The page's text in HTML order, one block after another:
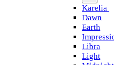
Karelia
Dawn
Earth
Libra
Light